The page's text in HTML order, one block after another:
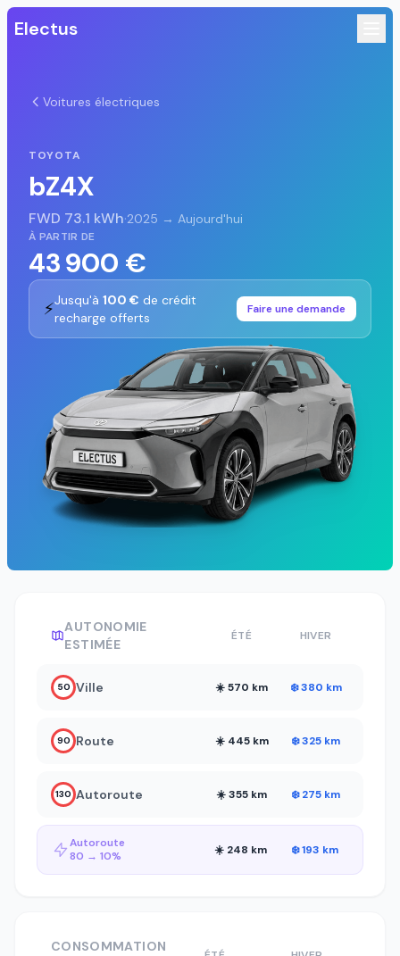
Electus
Voitures électriques
TOYOTA
bZ4X
FWD 73.1 kWh·2025 → Aujourd'hui
À PARTIR DE
43 900 €
⚡Jusqu'à 100 € de crédit
recharge offerts
Faire une demande
AUTONOMIE
ESTIMÉE
ÉTÉ HIVER
50 Ville ☀️ 570 km ❄️ 380 km
90 Route ☀️ 445 km ❄️ 325 km
130 Autoroute ☀️ 355 km ❄️ 275 km
Autoroute
80 → 10%
☀️ 248 km ❄️ 193 km
CONSOMMATION